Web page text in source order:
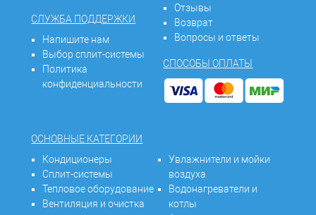
СЛУЖБА ПОДДЕРЖКИ
Напишите нам
Выбор сплит-системы
Политика
конфиденциальности
Отзывы
Возврат
Вопросы и ответы
СПОСОБЫ ОПЛАТЫ
ОСНОВНЫЕ КАТЕГОРИИ
Кондиционеры
Сплит-системы
Тепловое оборудование
Вентиляция и очистка
Увлажнители и мойки
воздуха
Водонагреватели и
котлы